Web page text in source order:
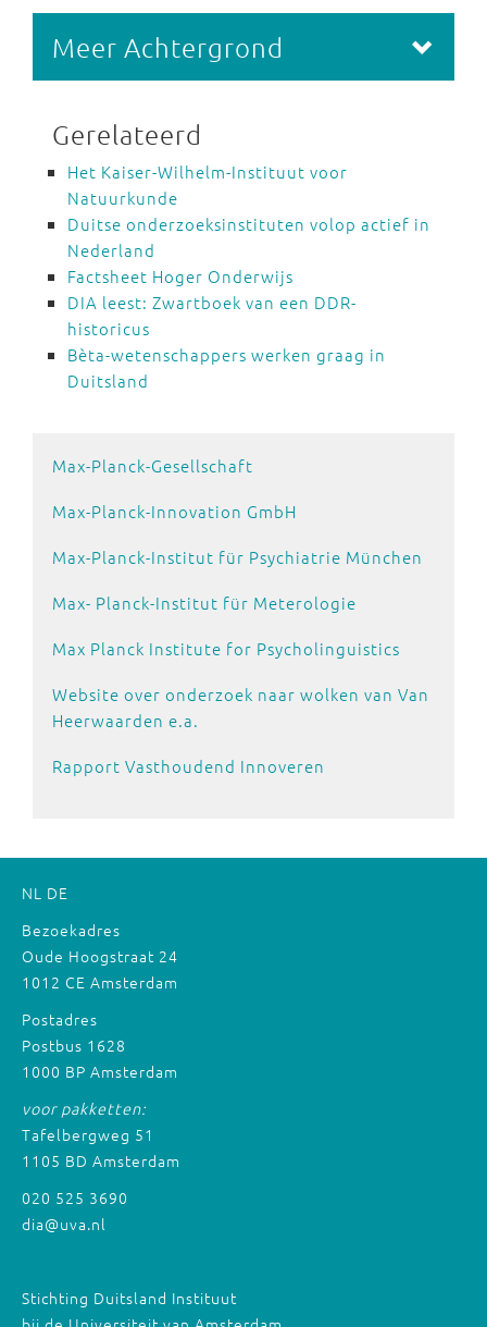
Meer Achtergrond
Gerelateerd
Het Kaiser-Wilhelm-Instituut voor
Natuurkunde
Duitse onderzoeksinstituten volop actief in
Nederland
Factsheet Hoger Onderwijs
DIA leest: Zwartboek van een DDR-
historicus
Bèta-wetenschappers werken graag in
Duitsland
Max-Planck-Gesellschaft
Max-Planck-Innovation GmbH
Max-Planck-Institut für Psychiatrie München
Max- Planck-Institut für Meterologie
Max Planck Institute for Psycholinguistics
Website over onderzoek naar wolken van Van
Heerwaarden e.a.
Rapport Vasthoudend Innoveren
NL DE
Bezoekadres
Oude Hoogstraat 24
1012 CE Amsterdam
Postadres
Postbus 1628
1000 BP Amsterdam
voor pakketten:
Tafelbergweg 51
1105 BD Amsterdam
020 525 3690
dia@uva.nl
Stichting Duitsland Instituut